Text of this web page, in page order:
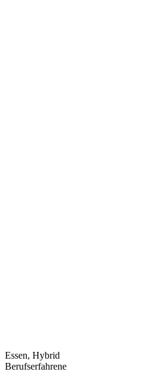
Essen, Hybrid
Berufserfahrene